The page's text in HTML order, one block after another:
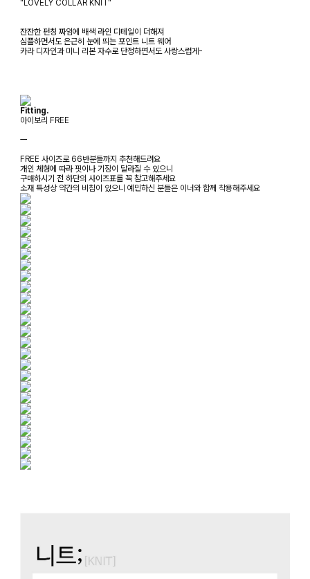
"LOVELY COLLAR KNIT"
잔잔한 펀칭 짜임에 배색 라인 디테일이 더해져
심플하면서도 은근히 눈에 띄는 포인트 니트 웨어
카라 디자인과 미니 리본 자수로 단정하면서도 사랑스럽게-
Fitting.
아이보리 FREE
ㅡ
FREE 사이즈로 66반분들까지 추천해드려요
개인 체형에 따라 핏이나 기장이 달라질 수 있으니
구매하시기 전 하단의 사이즈표를 꼭 참고해주세요
소재 특성상 약간의 비침이 있으니 예민하신 분들은 이너와 함께 착용해주세요